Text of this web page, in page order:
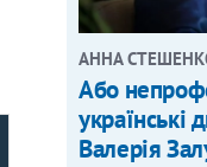
АННА
Або
українські
Валерія